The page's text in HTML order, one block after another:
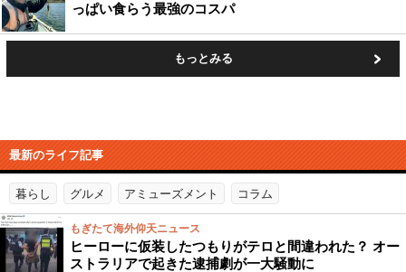
っぱい食らう最強のコスパ
もっとみる
最新のライフ記事
暮らし グルメ アミューズメント コラム
もぎたて海外仰天ニュース
ヒーローに仮装したつもりがテロと間違われた？ オー
ストラリアで起きた逮捕劇が一大騒動に